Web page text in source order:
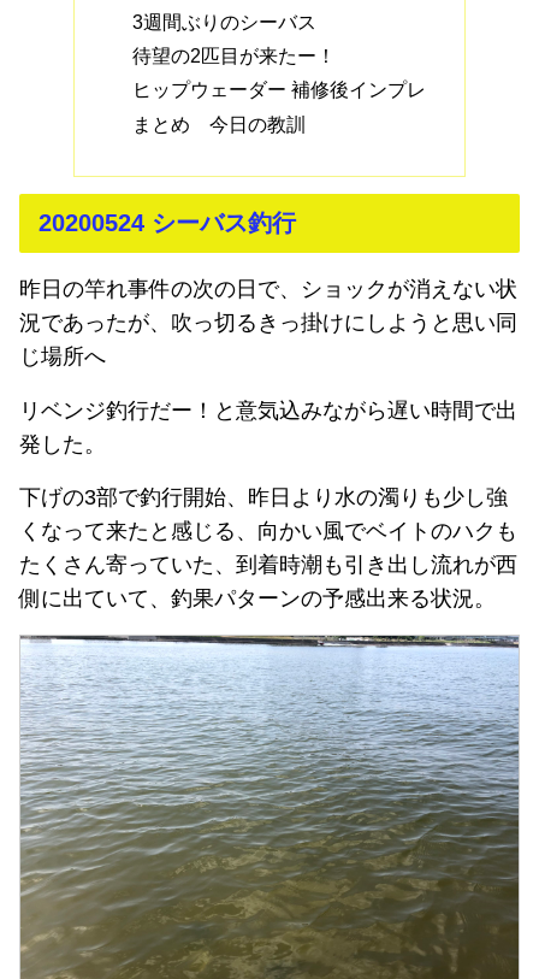
3週間ぶりのシーバス
待望の2匹目が来たー！
ヒップウェーダー 補修後インプレ
まとめ 今日の教訓
20200524 シーバス釣行
昨日の竿れ事件の次の日で、ショックが消えない状
況であったが、吹っ切るきっ掛けにしようと思い同
じ場所へ
リベンジ釣行だー！と意気込みながら遅い時間で出
発した。
下げの3部で釣行開始、昨日より水の濁りも少し強
くなって来たと感じる、向かい風でベイトのハクも
たくさん寄っていた、到着時潮も引き出し流れが西
側に出ていて、釣果パターンの予感出来る状況。